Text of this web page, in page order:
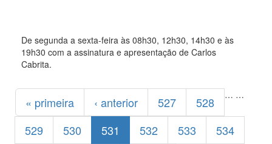
De segunda a sexta-feira às 08h30, 12h30, 14h30 e às
19h30 com a assinatura e apresentação de Carlos
Cabrita.
Páginas
« primeira ‹ anterior …
527
528
529
530 531 532 533
534
…